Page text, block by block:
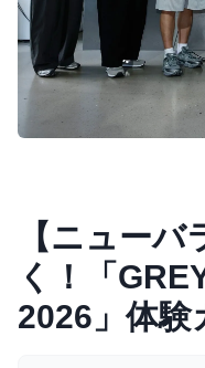
【ニュー
く！「
2026」体験